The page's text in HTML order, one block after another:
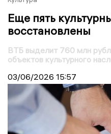
Еще пять
восстановлены
ВТБ выделит 760 млн
объектов культурного
03/06/2026 15:57